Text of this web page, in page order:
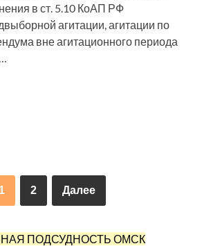
в ст. 5.10 КоАП РФ
агитации, агитации по
вне агитационного периода
1 2 Далее
ПОДСУДНОСТЬ ОМСК